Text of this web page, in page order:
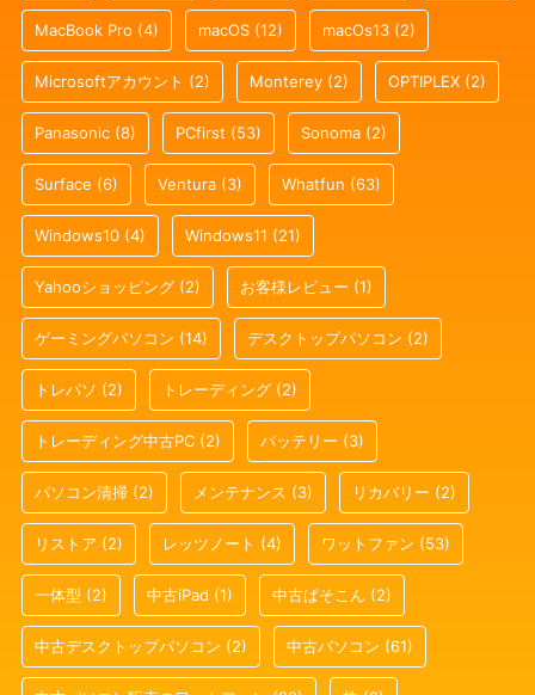
MacBook Pro (4) macOS (12) macOs13 (2)
Microsoftアカウント (2) Monterey (2) OPTIPLEX (2)
Panasonic (8) PCfirst (53) Sonoma (2)
Surface (6) Ventura (3) Whatfun (63)
Windows10 (4) Windows11 (21)
Yahooショッピング (2) お客様レビュー (1)
ゲーミングパソコン (14) デスクトップパソコン (2)
トレパソ (2) トレーディング (2)
トレーディング中古PC (2) バッテリー (3)
パソコン清掃 (2) メンテナンス (3) リカバリー (2)
リストア (2) レッツノート (4) ワットファン (53)
一体型 (2) 中古iPad (1) 中古ぱそこん (2)
中古デスクトップパソコン (2) 中古パソコン (61)